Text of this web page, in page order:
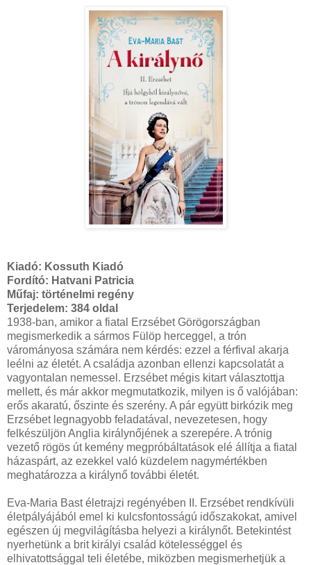
Kiadó: Kossuth Kiadó
Fordító: Hatvani Patricia
Műfaj: történelmi regény
Terjedelem: 384 oldal
1938-ban, amikor a fiatal Erzsébet Görögországban
megismerkedik a sármos Fülöp herceggel, a trón
várományosa számára nem kérdés: ezzel a férfival akarja
leélni az életét. A családja azonban ellenzi kapcsolatát a
vagyontalan nemessel. Erzsébet mégis kitart választottja
mellett, és már akkor megmutatkozik, milyen is ő valójában:
erős akaratú, őszinte és szerény. A pár együtt birkózik meg
Erzsébet legnagyobb feladatával, nevezetesen, hogy
felkészüljön Anglia királynőjének a szerepére. A trónig
vezető rögös út kemény megpróbáltatások elé állítja a fiatal
házaspárt, az ezekkel való küzdelem nagymértékben
meghatározza a királynő további életét.
Eva-Maria Bast életrajzi regényében II. Erzsébet rendkívüli
életpályájából emel ki kulcsfontosságú időszakokat, amivel
egészen új megvilágításba helyezi a királynőt. Betekintést
nyerhetünk a brit királyi család kötelességgel és
elhivatottsággal teli életébe, miközben megismerhetjük a